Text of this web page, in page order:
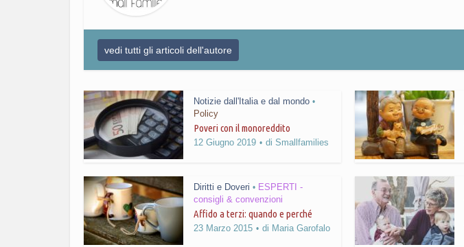
vedi tutti gli articoli dell'autore
Notizie dall'Italia e dal mondo •
Policy
Poveri con il monoreddito
12 Giugno 2019 di Smallfamilies
Diritti e Doveri • ESPERTI -
consigli & convenzioni
Affido a terzi: quando e perché
23 Marzo 2015 di Maria Garofalo